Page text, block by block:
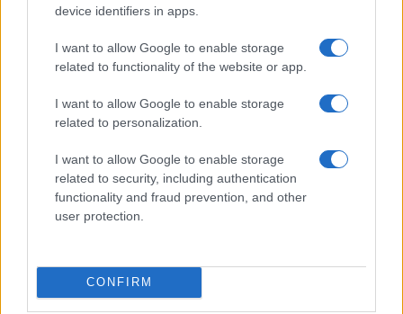
device identifiers in apps.
I want to allow Google to enable storage
related to functionality of the website or app.
I want to allow Google to enable storage
related to personalization.
I want to allow Google to enable storage
related to security, including authentication
functionality and fraud prevention, and other
user protection.
CONFIRM
Giovannimaria Cabras
Invia un Comunicato Stampa